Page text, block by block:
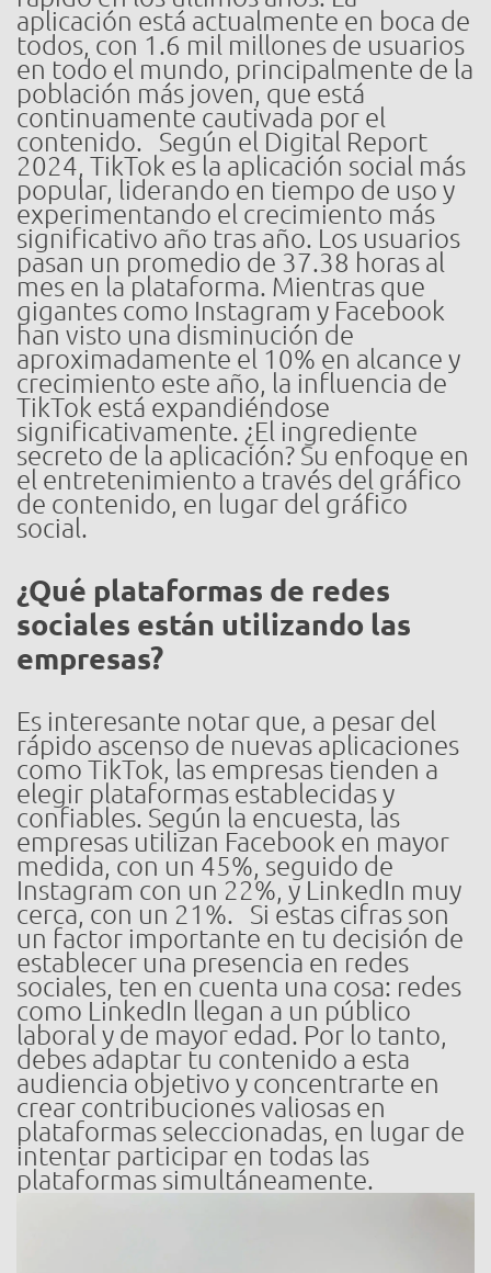
aplicación está actualmente en boca de
todos, con 1.6 mil millones de usuarios
en todo el mundo, principalmente de la
población más joven, que está
continuamente cautivada por el
contenido. Según el Digital Report
2024, TikTok es la aplicación social más
popular, liderando en tiempo de uso y
experimentando el crecimiento más
significativo año tras año. Los usuarios
pasan un promedio de 37.38 horas al
mes en la plataforma. Mientras que
gigantes como Instagram y Facebook
han visto una disminución de
aproximadamente el 10% en alcance y
crecimiento este año, la influencia de
TikTok está expandiéndose
significativamente. ¿El ingrediente
secreto de la aplicación? Su enfoque en
el entretenimiento a través del gráfico
de contenido, en lugar del gráfico
social.
¿Qué plataformas de redes
sociales están utilizando las
empresas?
Es interesante notar que, a pesar del
rápido ascenso de nuevas aplicaciones
como TikTok, las empresas tienden a
elegir plataformas establecidas y
confiables. Según la encuesta, las
empresas utilizan Facebook en mayor
medida, con un 45%, seguido de
Instagram con un 22%, y LinkedIn muy
cerca, con un 21%. Si estas cifras son
un factor importante en tu decisión de
establecer una presencia en redes
sociales, ten en cuenta una cosa: redes
como LinkedIn llegan a un público
laboral y de mayor edad. Por lo tanto,
debes adaptar tu contenido a esta
audiencia objetivo y concentrarte en
crear contribuciones valiosas en
plataformas seleccionadas, en lugar de
intentar participar en todas las
plataformas simultáneamente.